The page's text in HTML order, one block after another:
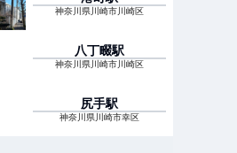
神奈川県川崎市川崎区
八丁畷駅
神奈川県川崎市川崎区
尻手駅
神奈川県川崎市幸区